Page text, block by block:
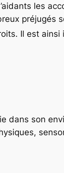
les
préjugés
Il est ainsi
dans son